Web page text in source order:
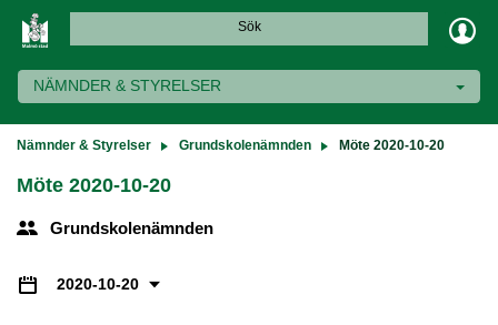
Sök
NÄMNDER & STYRELSER
Nämnder & Styrelser Grundskolenämnden Möte 2020-10-20
Möte 2020-10-20
Grundskolenämnden
2020-10-20